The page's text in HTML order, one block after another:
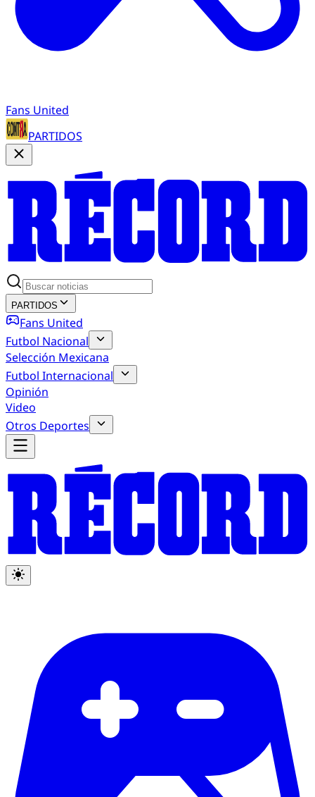
Fans United
PARTIDOS
PARTIDOS
Fans United
Futbol Nacional
Selección Mexicana
Futbol Internacional
Opinión
Video
Otros Deportes